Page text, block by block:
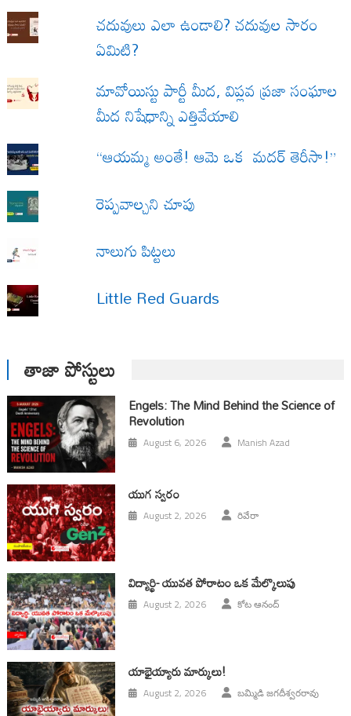
చదువులు ఎలా ఉండాలి? చదువుల సారం
ఏమిటి?
మావోయిస్టు పార్టీ మీద, విప్లవ ప్రజా సంఘాల
మీద నిషేధాన్ని ఎత్తివేయాలి
“ఆయమ్మ అంతే! ఆమె ఒక మదర్ తెరీసా!”
రెప్పవాల్చని చూపు
నాలుగు పిట్టలు
Little Red Guards
తాజా పోస్టులు
Engels: The Mind Behind the Science of
Revolution
August 6, 2026 Manish Azad
యుగ స్వ‌రం
August 2, 2026 రివేరా
విద్యార్థి- యువత పోరాటం ఒక మేల్కొలుపు
August 2, 2026 కోట ఆనంద్
యాభైయ్యారు మార్కులు!
August 2, 2026 బమ్మిడి జగదీశ్వరరావు